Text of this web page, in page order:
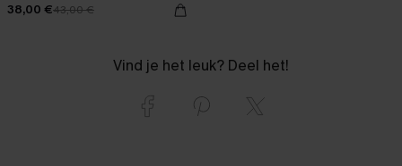
38,00 €43,00 €
Vind je het leuk? Deel het!